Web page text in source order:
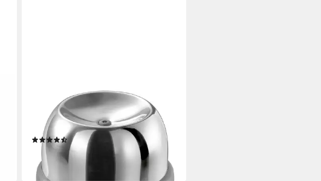
Eierköpfer Eier-Piekser,
Edelstahl/Kunststoff Perfo, (1-tlg),
Eierpiekser
(3)
7,99 €
lieferbar - in 3-4 Werktagen bei dir